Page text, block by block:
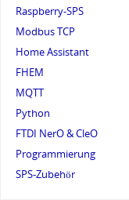
Raspberry-SPS
Modbus TCP
Home Assistant
FHEM
MQTT
Python
FTDI NerO & CleO
Programmierung
SPS-Zubehör